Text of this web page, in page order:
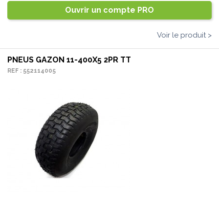
Ouvrir un compte PRO
Voir le produit >
PNEUS GAZON 11-400X5 2PR TT
REF : 552114005